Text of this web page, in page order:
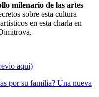
milenario de las artes
sobre esta cultura
en esta charla en
aquí)
por su familia? Una nueva